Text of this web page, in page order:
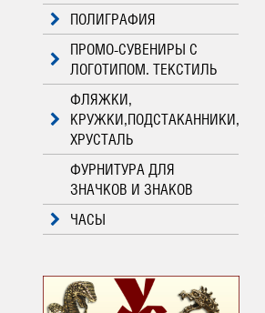
ПОЛИГРАФИЯ
ПРОМО-СУВЕНИРЫ С
ЛОГОТИПОМ. ТЕКСТИЛЬ
ФЛЯЖКИ,
КРУЖКИ,ПОДСТАКАННИКИ,
ХРУСТАЛЬ
ФУРНИТУРА ДЛЯ
ЗНАЧКОВ И ЗНАКОВ
ЧАСЫ